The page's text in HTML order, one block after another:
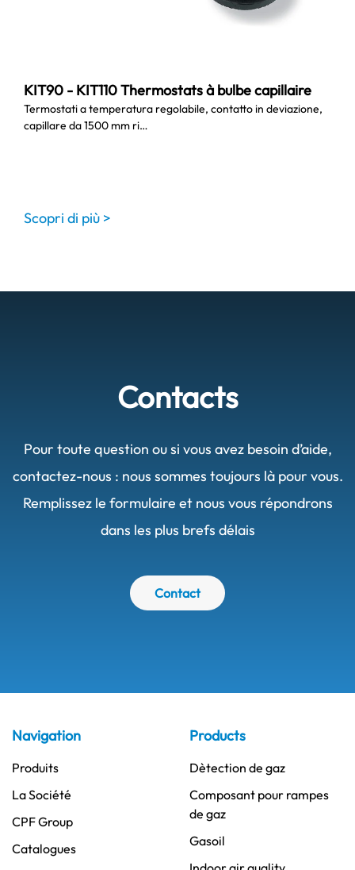
KIT90 - KIT110 Thermostats à bulbe capillaire
Termostati a temperatura regolabile, contatto in deviazione,
capillare da 1500 mm ri…
Scopri di più >
Contacts
Pour toute question ou si vous avez besoin d’aide,
contactez-nous : nous sommes toujours là pour vous.
Remplissez le formulaire et nous vous répondrons
dans les plus brefs délais
Contact
Navigation
Produits
La Société
CPF Group
Catalogues
Products
Dètection de gaz
Composant pour rampes
de gaz
Gasoil